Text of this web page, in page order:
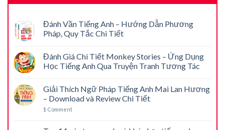
Đánh Vần Tiếng Anh – Hướng Dẫn Phương
Pháp, Quy Tắc Chi Tiết
Đánh Giá Chi Tiết Monkey Stories – Ứng Dụng
Học Tiếng Anh Qua Truyện Tranh Tương Tác
Giải Thích Ngữ Pháp Tiếng Anh Mai Lan Hương
– Download và Review Chi Tiết
1 Comment